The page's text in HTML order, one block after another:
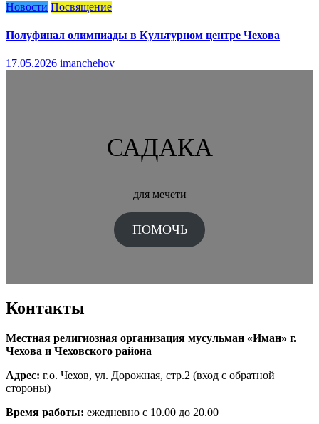
Новости Посвящение
Полуфинал олимпиады в Культурном центре Чехова
17.05.2026 imanchehov
САДАКА
для мечети
ПОМОЧЬ
Контакты
Местная религиозная организация мусульман «Иман» г.
Чехова и Чеховского района
Адрес: г.о. Чехов, ул. Дорожная, стр.2 (вход с обратной
стороны)
Время работы: ежедневно с 10.00 до 20.00